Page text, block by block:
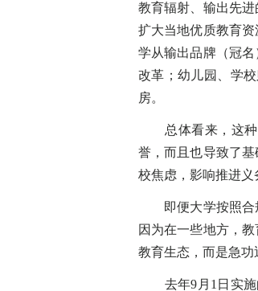
教育辐射、输出先
扩大当地优质教育
学从输出品牌（冠
改革；幼儿园、学
房。
总体看来，这种
誉，而且也导致了
校焦虑，影响推进义
即便大学按照合规
因为在一些地方，
教育生态，而是急功
去年9月1日实施